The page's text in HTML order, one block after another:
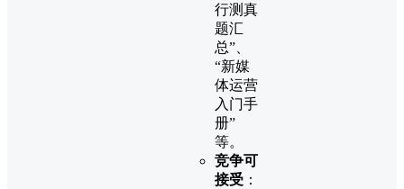
行测真
题汇
总”、
“新媒
体运营
入门手
册”
等。
竞争可
接受 ：